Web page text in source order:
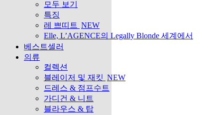
모두 보기
특징
레 쁘띠트 NEW
Elle, L’AGENCE의 Legally Blonde 세계에서
베스트셀러
의류
컬렉션
블레이저 및 재킷 NEW
드레스 & 점프수트
가디건 & 니트
블라우스 & 탑